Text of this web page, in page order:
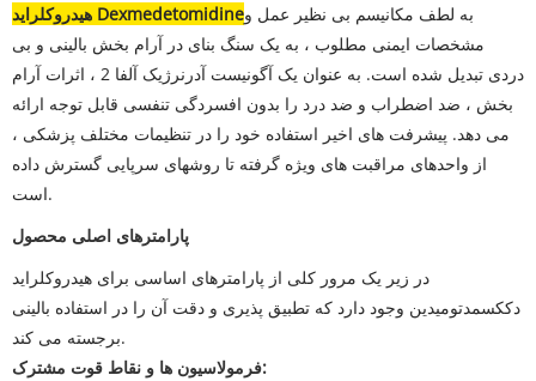
هیدروکلراید Dexmedetomidineبه لطف مکانیسم بی نظیر عمل و
مشخصات ایمنی مطلوب ، به یک سنگ بنای در آرام بخش بالینی و بی
دردی تبدیل شده است. به عنوان یک آگونیست آدرنرژیک آلفا 2 ، اثرات آرام
بخش ، ضد اضطراب و ضد درد را بدون افسردگی تنفسی قابل توجه ارائه
می دهد. پیشرفت های اخیر استفاده خود را در تنظیمات مختلف پزشکی ،
از واحدهای مراقبت های ویژه گرفته تا روشهای سرپایی گسترش داده
است.
پارامترهای اصلی محصول
در زیر یک مرور کلی از پارامترهای اساسی برای هیدروکلراید
دککسمدتومیدین وجود دارد که تطبیق پذیری و دقت آن را در استفاده بالینی
برجسته می کند.
فرمولاسیون ها و نقاط قوت مشترک: